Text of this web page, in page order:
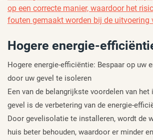
op een correcte manier, waardoor het
fouten gemaakt worden bij de uitvoering
Hogere energie-
Hogere energie-efficiëntie: Bespaar op uw
door uw gevel te isoleren
Een van de belangrijkste voordelen van het
gevel is de verbetering van de energie-
Door gevelisolatie te installeren, wordt de
huis beter behouden, waardoor er minder